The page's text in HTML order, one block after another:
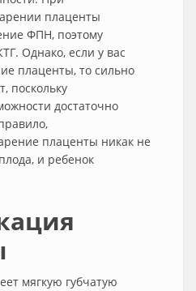
плаценты
ФПН, поэтому
Однако, если у вас
плаценты, то сильно
поскольку
достаточно
плаценты никак не
и ребенок
мягкую губчатую